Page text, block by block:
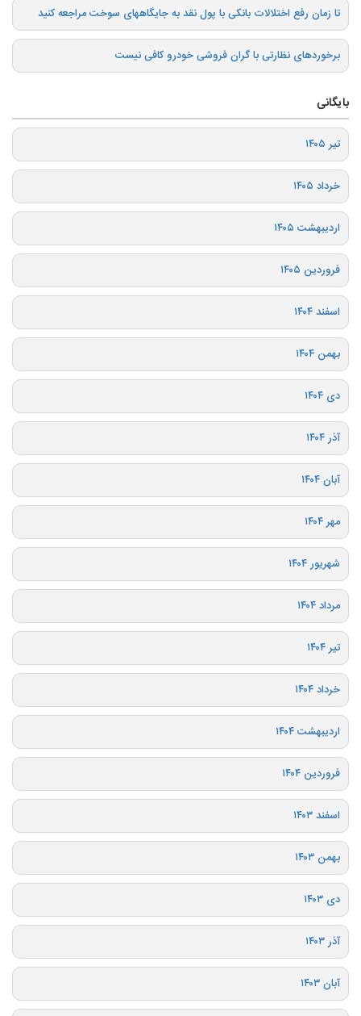
تا زمان رفع اختلالات بانکی با پول نقد به جایگاههای سوخت مراجعه کنید
برخوردهای نظارتی با گران فروشی خودرو کافی نیست
بایگانی
تیر ۱۴۰۵
خرداد ۱۴۰۵
اردیبهشت ۱۴۰۵
فروردین ۱۴۰۵
اسفند ۱۴۰۴
بهمن ۱۴۰۴
دی ۱۴۰۴
آذر ۱۴۰۴
آبان ۱۴۰۴
مهر ۱۴۰۴
شهریور ۱۴۰۴
مرداد ۱۴۰۴
تیر ۱۴۰۴
خرداد ۱۴۰۴
اردیبهشت ۱۴۰۴
فروردین ۱۴۰۴
اسفند ۱۴۰۳
بهمن ۱۴۰۳
دی ۱۴۰۳
آذر ۱۴۰۳
آبان ۱۴۰۳